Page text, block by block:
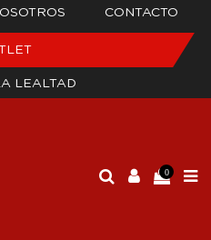
CONTACTO
LEALTAD
0